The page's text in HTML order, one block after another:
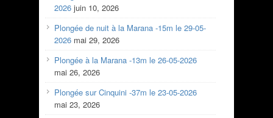
2026 juin 10, 2026
Plongée de nuit à la Marana -15m le 29-05-
2026 mai 29, 2026
Plongée à la Marana -13m le 26-05-2026
mai 26, 2026
Plongée sur Cinquini -37m le 23-05-2026
mai 23, 2026